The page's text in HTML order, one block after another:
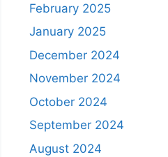
February 2025
January 2025
December 2024
November 2024
October 2024
September 2024
August 2024